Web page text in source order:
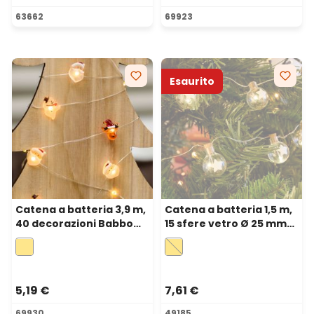
63662
69923
Catena a batteria 3,9 m,
40 decorazioni Babbo
Natale, renna e
pupazzo, microled
5,19 €
Esaurito
Catena a batteria 1,5 m,
15 sfere vetro Ø 25 mm
stelle, microled bianco
caldo
7,61 €